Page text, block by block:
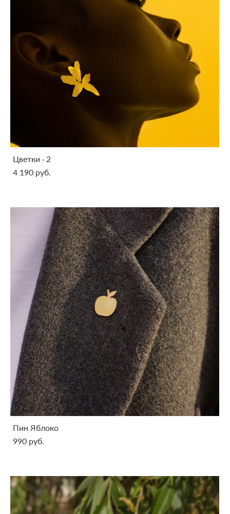
Цветки · 2
4 190 pуб.
Пин Яблоко
990 pуб.